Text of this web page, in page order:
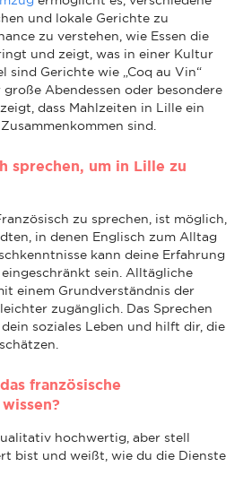
und lokale Gerichte zu
zu verstehen, wie Essen die
und zeigt, was in einer Kultur
sind Gerichte wie „Coq au Vin“
große Abendessen oder besondere
dass Mahlzeiten in Lille ein
sind.
sprechen, um in Lille zu
zu sprechen, ist möglich,
in denen Englisch zum Alltag
kann deine Erfahrung
sein. Alltägliche
einem Grundverständnis der
zugänglich. Das Sprechen
soziales Leben und hilft dir, die
französische
hochwertig, aber stell
bist und weißt, wie du die Dienste